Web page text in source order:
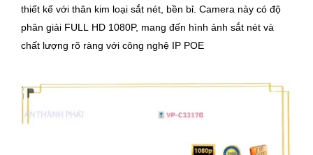
thiết kế với thân kim loại sắt nét, bền bỉ. Camera này có độ
phân giải FULL HD 1080P, mang đến hình ảnh sắt nét và
chất lượng rõ ràng với công nghệ IP POE